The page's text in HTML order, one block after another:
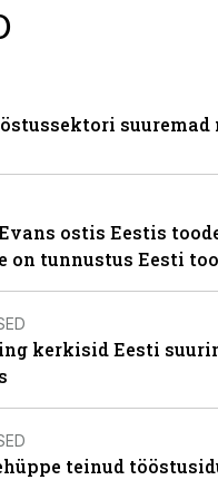
ostis Eestis
on tunnustus Eesti
kerkisid Eesti
teinud